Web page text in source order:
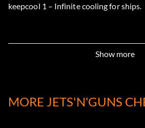
keepcool 1 – Infinite cooling for ships.
Show more
MORE JETS'N'GUNS